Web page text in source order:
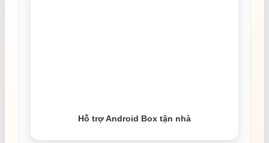
Hỗ trợ Android Box tận nhà